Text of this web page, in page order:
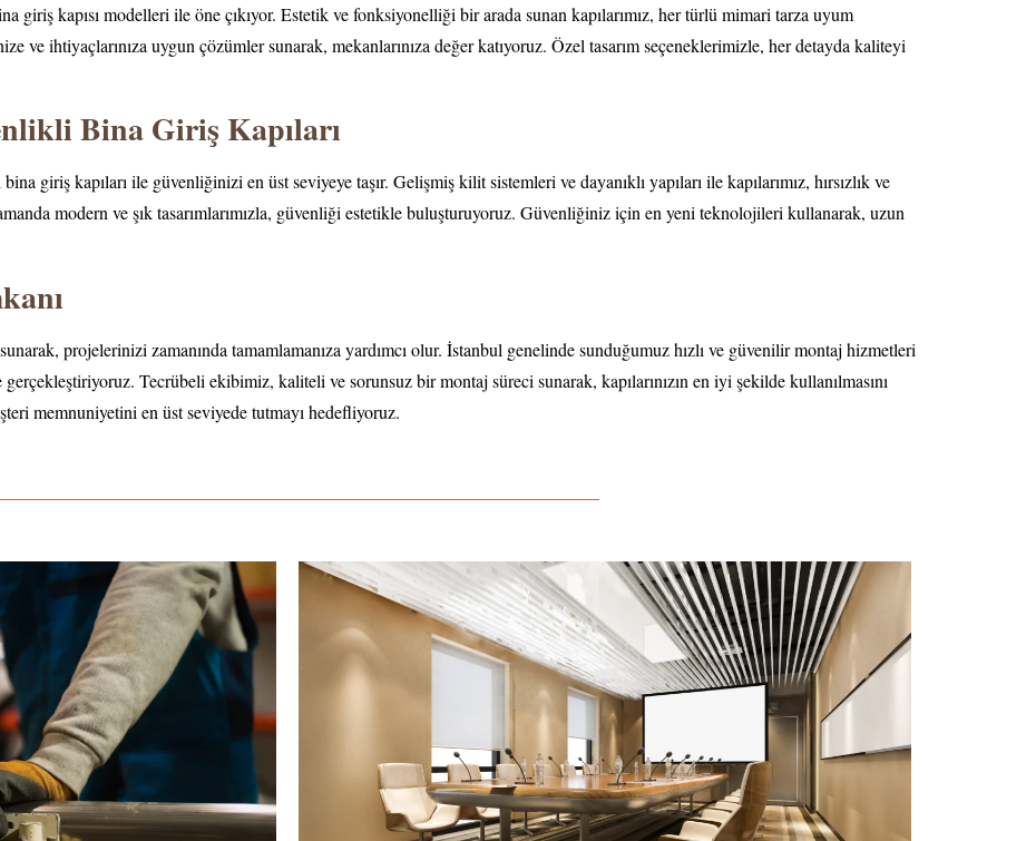
giriş kapısı modelleri ile öne çıkıyor. Estetik ve fonksiyonelliği bir arada sunan kapılarımız, her türlü mimari tarza uyum
ve ihtiyaçlarınıza uygun çözümler sunarak, mekanlarınıza değer katıyoruz. Özel tasarım seçeneklerimizle, her detayda kaliteyi
Bina Giriş Kapıları
giriş kapıları ile güvenliğinizi en üst seviyeye taşır. Gelişmiş kilit sistemleri ve dayanıklı yapıları ile kapılarımız, hırsızlık ve
modern ve şık tasarımlarımızla, güvenliği estetikle buluşturuyoruz. Güvenliğiniz için en yeni teknolojileri kullanarak, uzun
projelerinizi zamanında tamamlamanıza yardımcı olur. İstanbul genelinde sunduğumuz hızlı ve güvenilir montaj hizmetleri
gerçekleştiriyoruz. Tecrübeli ekibimiz, kaliteli ve sorunsuz bir montaj süreci sunarak, kapılarınızın en iyi şekilde kullanılmasını
memnuniyetini en üst seviyede tutmayı hedefliyoruz.